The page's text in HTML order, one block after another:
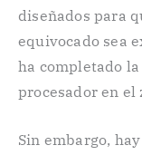
diseñados para
equivocado sea
ha completado
procesador en el
Sin embargo,